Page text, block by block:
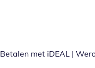
Betalen met iDEAL |